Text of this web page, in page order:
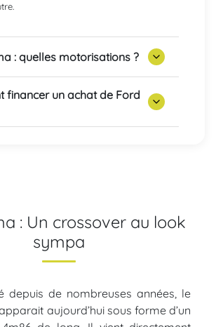
: quelles motorisations ?
financer un achat de Ford
: Un crossover au look
sympa
depuis de nombreuses années, le
aujourd’hui sous forme d’un